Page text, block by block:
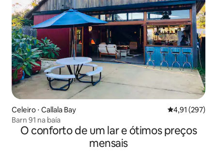
Celeiro ⋅ Callala Bay 4,91 de uma
4,91 (297)
Barn 91 na baía
O conforto de um lar e ótimos preços
mensais